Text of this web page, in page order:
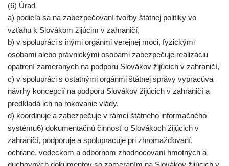
(6) Úrad
a) podieľa sa na zabezpečovaní tvorby štátnej politiky vo
vzťahu k Slovákom žijúcim v zahraničí,
b) v spolupráci s inými orgánmi verejnej moci, fyzickými
osobami alebo právnickými osobami zabezpečuje realizáciu
opatrení zameraných na podporu Slovákov žijúcich v zahraničí,
c) v spolupráci s ostatnými orgánmi štátnej správy vypracúva
návrhy koncepcií na podporu Slovákov žijúcich v zahraničí a
predkladá ich na rokovanie vlády,
d) koordinuje a zabezpečuje v rámci štátneho informačného
systému6) dokumentačnú činnosť o Slovákoch žijúcich v
zahraničí, podporuje a spolupracuje pri zhromažďovaní,
ochrane, vedeckom a odbornom zhodnocovaní hmotných a